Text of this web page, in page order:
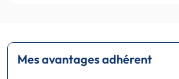
Mes avantages adhérent